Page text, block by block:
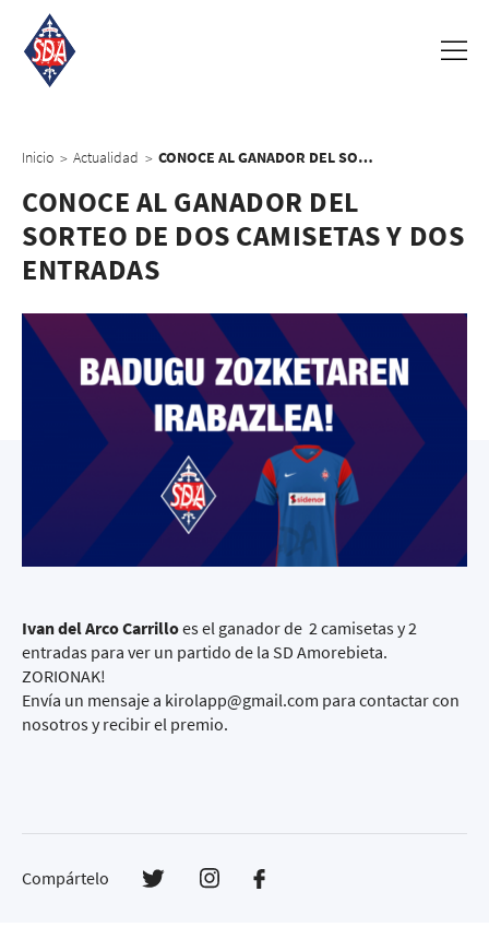
Inicio > Actualidad > CONOCE AL GANADOR DEL SORTEO DE DOS CAMISETAS Y DOS ENTRADAS
CONOCE AL GANADOR DEL
SORTEO DE DOS CAMISETAS Y DOS
ENTRADAS
Ivan del Arco Carrilloes el ganador de 2 camisetas y 2
entradas para ver un partido de la SD Amorebieta.
ZORIONAK!
Envía un mensaje a kirolapp@gmail.com para contactar con
nosotros y recibir el premio.
Compártelo